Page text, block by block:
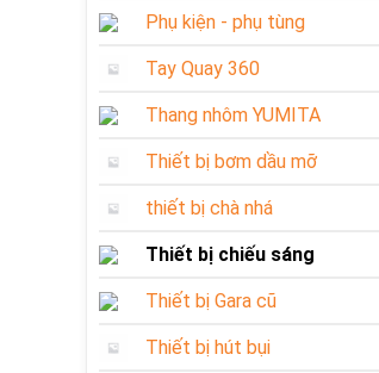
Phụ kiện - phụ tùng
Tay Quay 360
Thang nhôm YUMITA
Thiết bị bơm dầu mỡ
thiết bị chà nhá
Thiết bị chiếu sáng
Thiết bị Gara cũ
Thiết bị hút bụi